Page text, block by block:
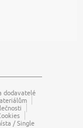
dodavatelé
/ Single